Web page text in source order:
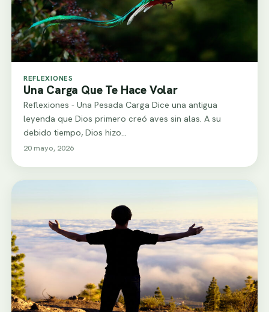
REFLEXIONES
Una Carga Que Te Hace Volar
Reflexiones - Una Pesada Carga Dice una antigua
leyenda que Dios primero creó aves sin alas. A su
debido tiempo, Dios hizo…
20 mayo, 2026